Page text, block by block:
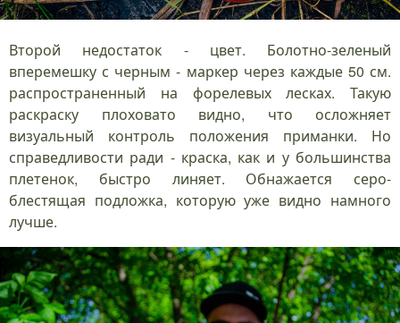
Второй недостаток - цвет. Болотно-зеленый
вперемешку с черным - маркер через каждые 50 см.
распространенный на форелевых лесках. Такую
раскраску плоховато видно, что осложняет
визуальный контроль положения приманки. Но
справедливости ради - краска, как и у большинства
плетенок, быстро линяет. Обнажается серо-
блестящая подложка, которую уже видно намного
лучше.